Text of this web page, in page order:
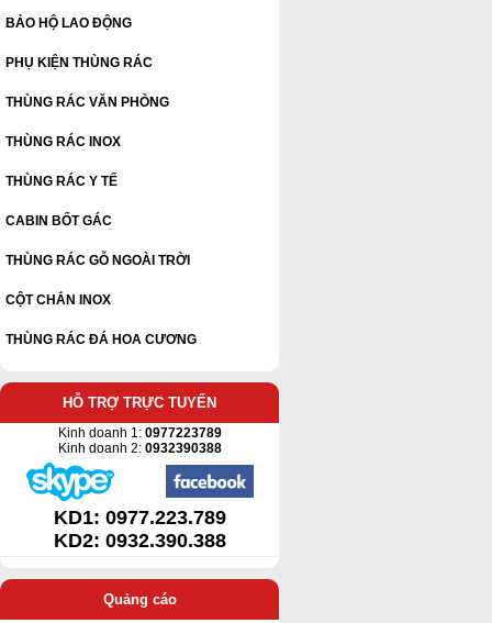
BẢO HỘ LAO ĐỘNG
PHỤ KIỆN THÙNG RÁC
THÙNG RÁC VĂN PHÒNG
THÙNG RÁC INOX
THÙNG RÁC Y TẾ
CABIN BỐT GÁC
THÙNG RÁC GỖ NGOÀI TRỜI
CỘT CHẮN INOX
THÙNG RÁC ĐÁ HOA CƯƠNG
HỖ TRỢ TRỰC TUYẾN
Kinh doanh 1:0977223789
Kinh doanh 2: 0932390388
KD1: 0977.223.789
KD2: 0932.390.388
Quảng cáo